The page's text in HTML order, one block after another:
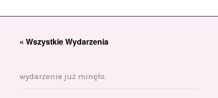
« Wszystkie Wydarzenia
wydarzenie już minęło.